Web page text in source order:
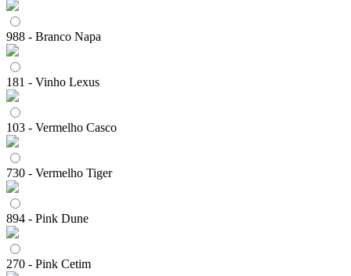
988 - Branco Napa
181 - Vinho Lexus
103 - Vermelho Casco
730 - Vermelho Tiger
894 - Pink Dune
270 - Pink Cetim